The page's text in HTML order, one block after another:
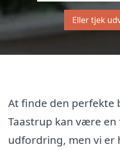
Eller tjek
At finde den perfekte
Taastrup kan være
udfordring, men vi